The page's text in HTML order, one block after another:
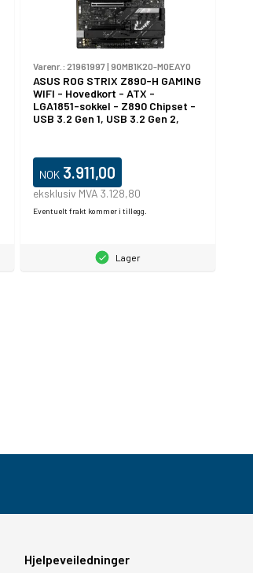
Varenr.: 21961997| 90MB1K20-M0EAY0
ASUS ROG STRIX Z890-H GAMING
WIFI - Hovedkort - ATX -
LGA1851-sokkel - Z890 Chipset -
USB 3.2 Gen 1, USB 3.2 Gen 2,
innbygd grafikk (CPU kreves) -
HD-lyd (8-kanalers)
NOK 3.911,00
eksklusiv MVA 3.128,80
Eventuelt frakt kommer i tillegg.
Lager
Hjelpeveiledninger